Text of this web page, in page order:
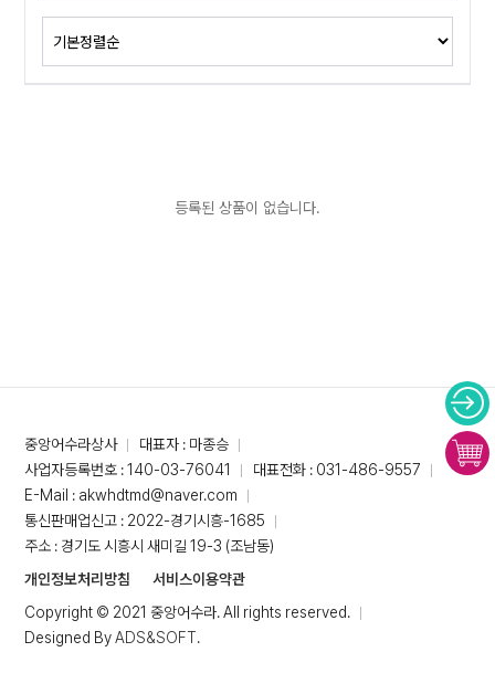
등록된 상품이 없습니다.
중앙어수라상사
대표자 : 마종승
사업자등록번호 : 140-03-76041
대표전화 : 031-486-9557
E-Mail : akwhdtmd@naver.com
통신판매업신고 : 2022-경기시흥-1685
주소 : 경기도 시흥시 새미길 19-3 (조남동)
개인정보처리방침
서비스이용약관
Copyright © 2021 중앙어수라. All rights reserved.
Designed ByADS&SOFT.